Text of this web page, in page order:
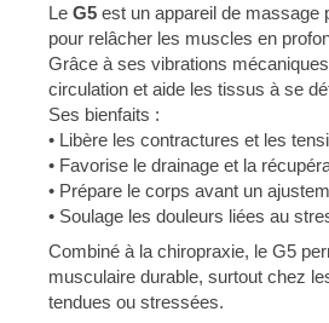
Le G5 est un appareil de massage
pour relâcher les muscles en
Grâce à ses vibrations
circulation et aide les tissus à se
Ses bienfaits :
• Libère les contractures et les
• Favorise le drainage et la
• Prépare le corps avant un
• Soulage les douleurs liées au
Combiné à la chiropraxie, le G5
musculaire durable, surtout chez
tendues ou stressées.